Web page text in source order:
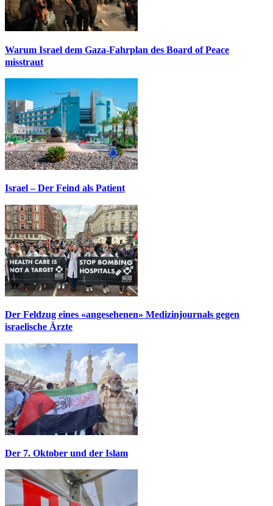
Warum Israel dem Gaza-Fahrplan des Board of Peace
misstraut
Israel – Der Feind als Patient
Der Feldzug eines «angesehenen» Medizinjournals gegen
israelische Ärzte
Der 7. Oktober und der Islam